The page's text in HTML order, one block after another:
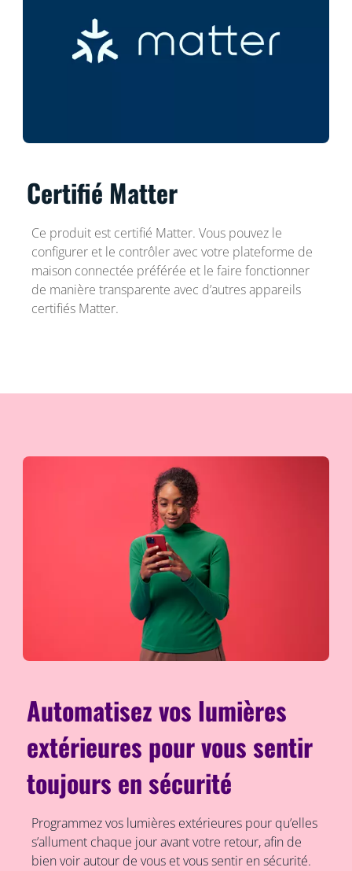
Certifié Matter
Ce produit est certifié Matter. Vous pouvez le
configurer et le contrôler avec votre plateforme de
maison connectée préférée et le faire fonctionner
de manière transparente avec d’autres appareils
certifiés Matter.
Automatisez vos lumières
extérieures pour vous sentir
toujours en sécurité
Programmez vos lumières extérieures pour qu’elles
s’allument chaque jour avant votre retour, afin de
bien voir autour de vous et vous sentir en sécurité.